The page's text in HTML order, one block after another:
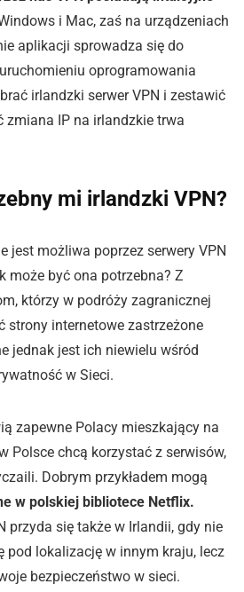
i Mac, zaś na urządzeniach
aplikacji sprowadza się do
oprogramowania
irlandzki serwer VPN i zestawić
zmiana IP na irlandzkie trwa
mi irlandzki VPN?
jest możliwa poprzez serwery VPN
może być ona potrzebna? Z
którzy w podróży zagranicznej
strony internetowe zastrzeżone
jednak jest ich niewielu wśród
w Sieci.
zapewne Polacy mieszkający na
Polsce chcą korzystać z serwisów,
Dobrym przykładem mogą
w polskiej bibliotece Netflix.
przyda się także w Irlandii, gdy nie
pod lokalizację w innym kraju, lecz
bezpieczeństwo w sieci.